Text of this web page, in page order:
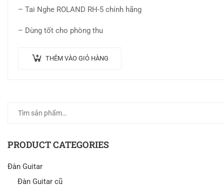
– Tai Nghe ROLAND RH-5 chính hãng
– Dùng tốt cho phòng thu
THÊM VÀO GIỎ HÀNG
PRODUCT CATEGORIES
Đàn Guitar
Đàn Guitar cũ